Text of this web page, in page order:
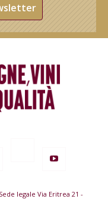
legale Via Eritrea 21 -